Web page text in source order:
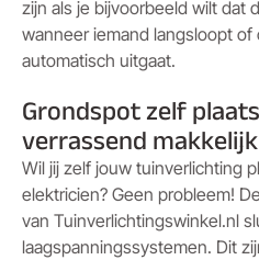
zijn als je bijvoorbeeld wilt dat
wanneer iemand langsloopt
automatisch uitgaat.
Grondspot zelf
verrassend makkelijk
Wil jij zelf jouw tuinverlichting
elektricien? Geen probleem!
van Tuinverlichtingswinkel.nl
laagspanningssystemen. Dit